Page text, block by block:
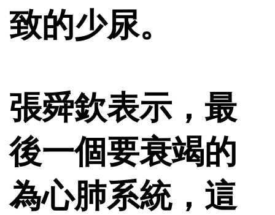
致的少尿。
張舜欽表示，最
後一個要衰竭的
為心肺系統，這